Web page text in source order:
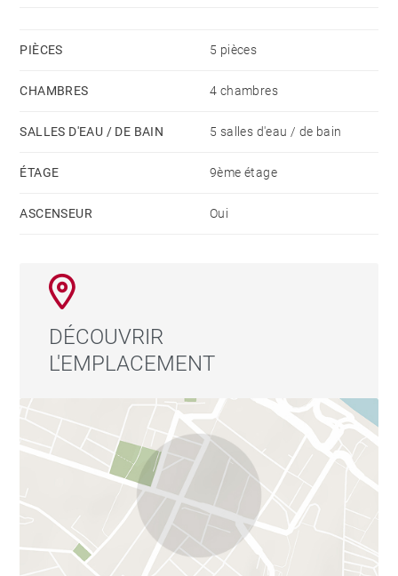
PIÈCES 5 pièces
CHAMBRES 4 chambres
SALLES D'EAU / DE BAIN 5 salles d'eau / de bain
ÉTAGE 9ème étage
ASCENSEUR Oui
DÉCOUVRIR
L'EMPLACEMENT